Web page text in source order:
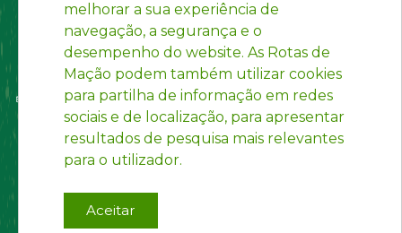
melhorar a sua experiência de
navegação, a segurança e o
desempenho do website. As Rotas de
Mação podem também utilizar cookies
para partilha de informação em redes
sociais e de localização, para apresentar
resultados de pesquisa mais relevantes
para o utilizador.
Aceitar